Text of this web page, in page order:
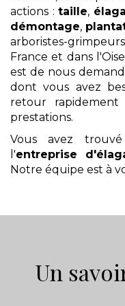
actions :taille,
démontage,
arboristes-
France et dans
est de nous
dont vous avez
retour
prestations.
Vous avez
l'entreprise
Notre équipe est à
Un